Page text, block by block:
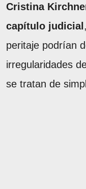
Cristina
capítulo judicial
peritaje podrían
irregularidades
se tratan de